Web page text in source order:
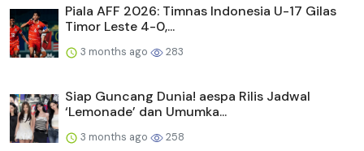
Piala AFF 2026: Timnas Indonesia U-17 Gilas
Timor Leste 4-0,...
3 months ago 283
Siap Guncang Dunia! aespa Rilis Jadwal
‘Lemonade’ dan Umumka...
3 months ago 258